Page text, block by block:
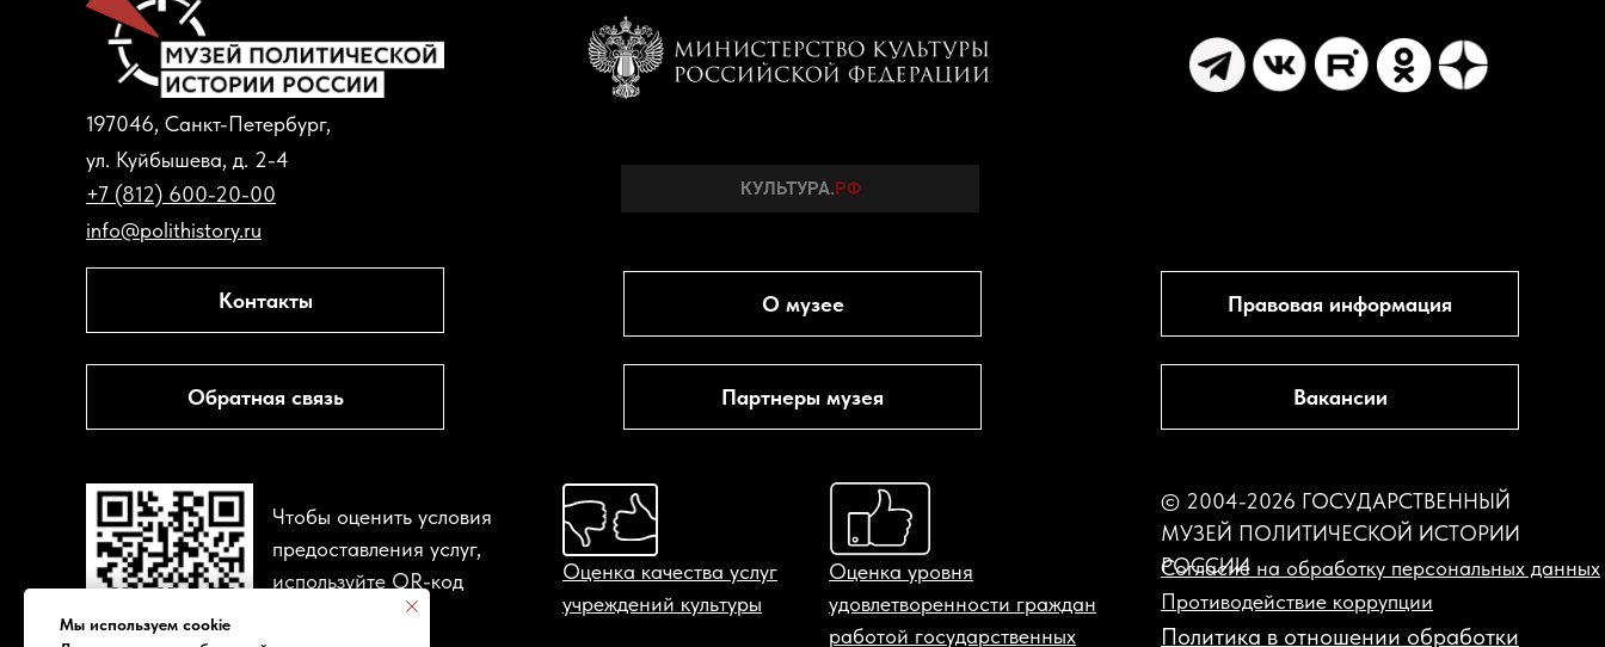
Оценка качества услуг
учреждений культуры
+7 (812) 600-20-00
ул. Куйбышева, д. 2-4
197046, Санкт-Петербург,
info@polithistory.ru
Контакты
Вакансии
О музее Правовая информация
Обратная связь Партнеры музея
© 2004-2026 ГОСУДАРСТВЕННЫЙ
МУЗЕЙ ПОЛИТИЧЕСКОЙ ИСТОРИИ
РОССИИ
Согласие на обработку персональных данных
Противодействие коррупции
Чтобы оценить условия
предоставления услуг,
используйте QR-код
Оценка уровня
удовлетворенности граждан
работой государственных
Политика в отношении обработки
Мы используем cookie